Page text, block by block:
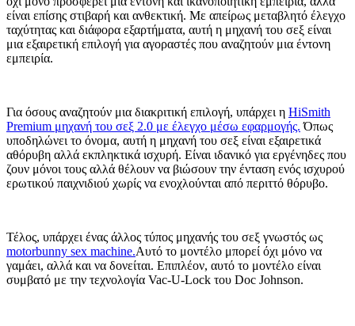
είναι επίσης στιβαρή και ανθεκτική. Με απείρως μεταβλητό έλεγχο
ταχύτητας και διάφορα εξαρτήματα, αυτή η μηχανή του σεξ είναι
μια εξαιρετική επιλογή για αγοραστές που αναζητούν μια έντονη
εμπειρία.
Για όσους αναζητούν μια διακριτική επιλογή, υπάρχει η HiSmith
Premium μηχανή του σεξ 2.0 με έλεγχο μέσω εφαρμογής. Όπως
υποδηλώνει το όνομα, αυτή η μηχανή του σεξ είναι εξαιρετικά
αθόρυβη αλλά εκπληκτικά ισχυρή. Είναι ιδανικό για εργένηδες που
ζουν μόνοι τους αλλά θέλουν να βιώσουν την ένταση ενός ισχυρού
ερωτικού παιχνιδιού χωρίς να ενοχλούνται από περιττό θόρυβο.
Τέλος, υπάρχει ένας άλλος τύπος μηχανής του σεξ γνωστός ως
motorbunny sex machine.Αυτό το μοντέλο μπορεί όχι μόνο να
γαμάει, αλλά και να δονείται. Επιπλέον, αυτό το μοντέλο είναι
συμβατό με την τεχνολογία Vac-U-Lock του Doc Johnson.